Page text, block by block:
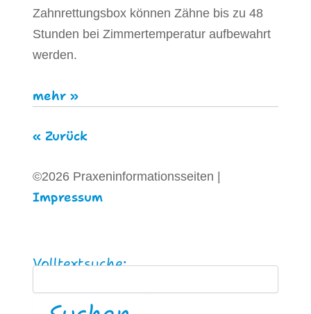
Zahnrettungsbox können Zähne bis zu 48
Stunden bei Zimmertemperatur aufbewahrt
werden.
mehr »
« Zurück
©2026 Praxeninformationsseiten |
Impressum
Volltextsuche: